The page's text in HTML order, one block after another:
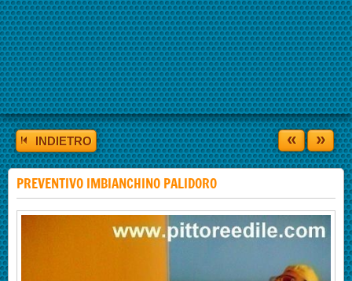
INDIETRO « »
PREVENTIVO IMBIANCHINO PALIDORO